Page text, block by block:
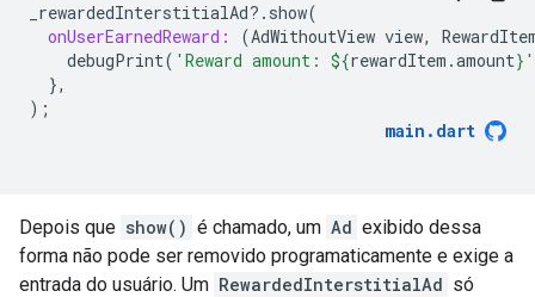
_rewardedInterstitialAd? . show(
onUserEarnedReward:
(AdWithoutView view,
debugPrint( 'Reward amount: ${rewardItem .amount} '
},
);
main . dart
Depois que show() é chamado, um Ad exibido dessa
forma não pode ser removido programaticamente e exige a
entrada do usuário. Um RewardedInterstitialAd só